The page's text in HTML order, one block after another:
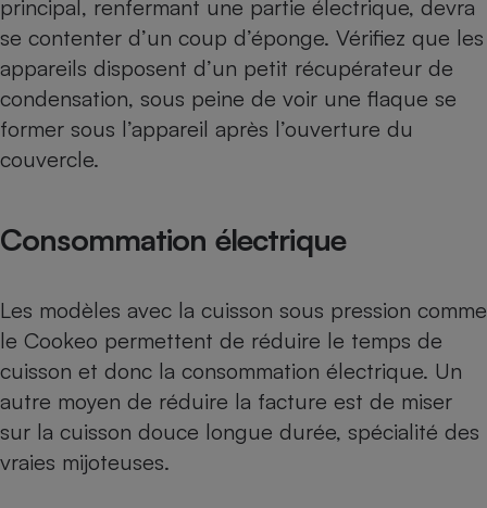
principal, renfermant une partie électrique, devra
se contenter d’un coup d’éponge. Vérifiez que les
appareils disposent d’un petit récupérateur de
condensation, sous peine de voir une flaque se
former sous l’appareil après l’ouverture du
couvercle.
Consommation électrique
Les modèles avec la cuisson sous pression comme
le Cookeo permettent de réduire le temps de
cuisson et donc la consommation électrique. Un
autre moyen de réduire la facture est de miser
sur la cuisson douce longue durée, spécialité des
vraies mijoteuses.